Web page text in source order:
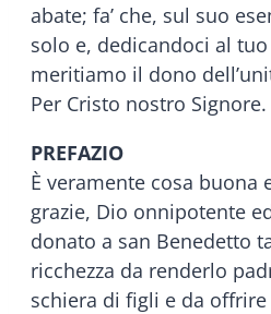
abate; fa’ che, sul suo
solo e, dedicandoci al
meritiamo il dono
Per Cristo nostro Signore.
PREFAZIO
È veramente cosa buona
grazie, Dio onnipotente
donato a san Benedetto
ricchezza da renderlo
schiera di figli e da offrire